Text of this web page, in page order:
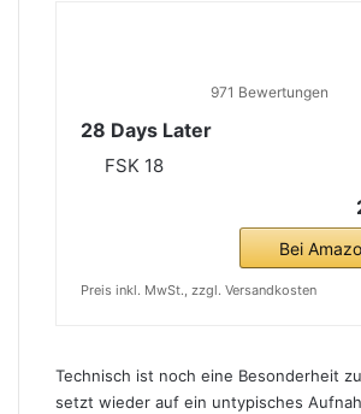
971 Bewertungen
28 Days Later
FSK 18
Bei
Preis inkl. MwSt., zzgl. Versandkosten
Technisch ist noch eine Besonderheit
setzt wieder auf ein untypisches